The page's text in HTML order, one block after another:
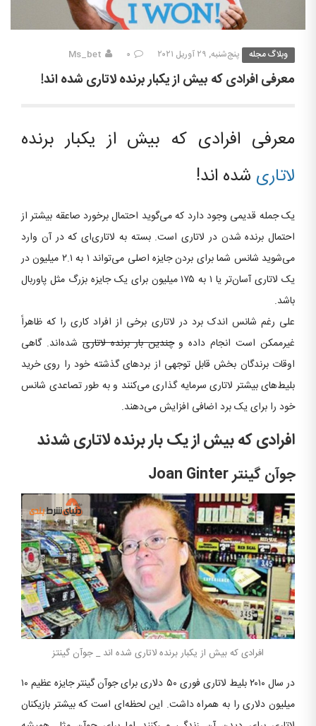
وبلاگ مجله پنج‌شنبه, ۲۹ آوریل ۲۰۲۱ ۰ Ms_bet
معرفی افرادی که بیش از یکبار برنده لاتاری شده اند!
معرفی افرادی که بیش از یکبار برنده
لاتاری شده اند!
یک جمله قدیمی ‌وجود دارد که می‌گوید احتمال برخورد صاعقه بیشتر از
احتمال برنده شدن در لاتاری است. بسته به لاتاری‌ای که در آن وارد
می‌شوید شانس شما برای بردن جایزه اصلی می‌تواند ۱ به ۲.۱ میلیون در
یک لاتاری آسان‌تر یا ۱ به ۱۷۵ میلیون برای یک جایزه بزرگ مثل پاوربال
باشد.
علی رغم شانس اندک برد در لاتاری برخی از افراد کاری را که ظاهراً
غیرممکن است انجام داده وچندین بار برنده لاتاریشده‌اند. گاهی
اوقات برندگان بخش قابل توجهی از بردهای گذشته خود را روی خرید
بلیط‌های بیشتر لاتاری سرمایه گذاری می‌کنند و به طور تصاعدی شانس
خود را برای یک برد اضافی افزایش می‌دهند.
افرادی که بیش از یک بار برنده لاتاری شدند
جوآن گینترJoan Ginter
افرادی که بیش از یکبار برنده لاتاری شده اند _ جوآن گینتز
در سال ۲۰۱۰ بلیط لاتاری فوری ۵۰ دلاری برای جوآن گینتر جایزه عظیم ۱۰
میلیون دلاری را به همراه داشت. این لحظه‌ای است که بیشتر بازیکنان